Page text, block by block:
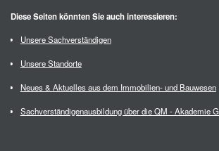
Diese Seiten könnten Sie auch interessieren:
Unsere Sachverständigen
Unsere Standorte
Neues & Aktuelles aus dem Immobilien- und Bauwesen
Sachverständigenausbildung über die QM - Akademie